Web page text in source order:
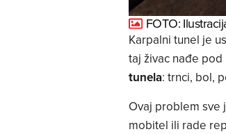
FOTO:
Karpalni tunel je
taj živac nađe
tunela: trnci, bol,
Ovaj problem sve
mobitel ili rade